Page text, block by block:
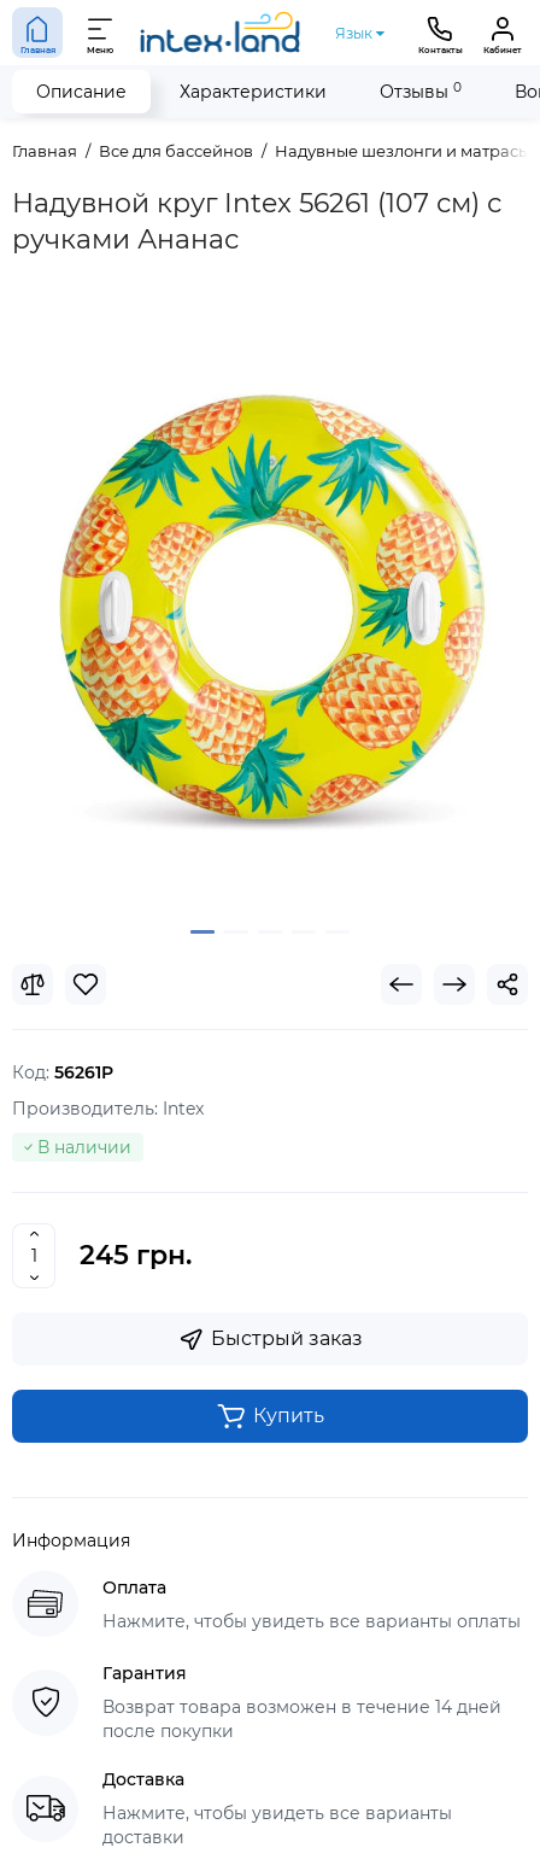
Главная Меню
Язык
Контакты Кабинет
Главная Все для бассейнов Надувные шезлонги и матрасы
Надувной круг Intex 56261 (107 см) с
ручками Ананас
Код: 56261P
Производитель: Intex
В наличии
245 грн.
Быстрый заказ
Купить
Информация
Оплата
Нажмите, чтобы увидеть все варианты оплаты
Гарантия
Возврат товара возможен в течение 14 дней
после покупки
Доставка
Нажмите, чтобы увидеть все варианты
доставки
Описание Характеристики Отзывы 0